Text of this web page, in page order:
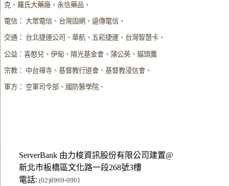
克、羅氏大藥廠、永信藥品、
電信： 大眾電信、台灣固網、遠傳電信、
交通： 台北捷運公司、華航、五崧捷運、台灣智慧卡、
公益：喜憨兒、伊甸、陽光基金會、蒲公英、貓頭鷹
宗教： 中台禪寺、基督教行道會、基督教浸信會、
軍方： 空軍司令部、國防醫學院、
ServerBank 由力梭資訊股份有限公司建置@
新北市板橋區文化路一段268號3樓
電話: (02)8969-0901